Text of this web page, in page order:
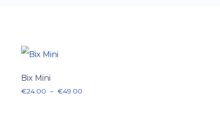
Bix Mini
€24.00 – €49.00Plage de prix : €24.00 à €49.00